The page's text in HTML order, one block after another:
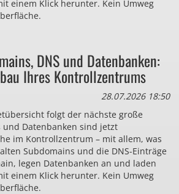
einem Klick herunter. Kein Umweg
DNS und Datenbanken:
Ihres Kontrollzentrums
28.07.2026 18:50
folgt der nächste große
Datenbanken sind jetzt
im Kontrollzentrum – mit allem, was
Subdomains und die DNS-Einträge
legen Datenbanken an und laden
einem Klick herunter. Kein Umweg